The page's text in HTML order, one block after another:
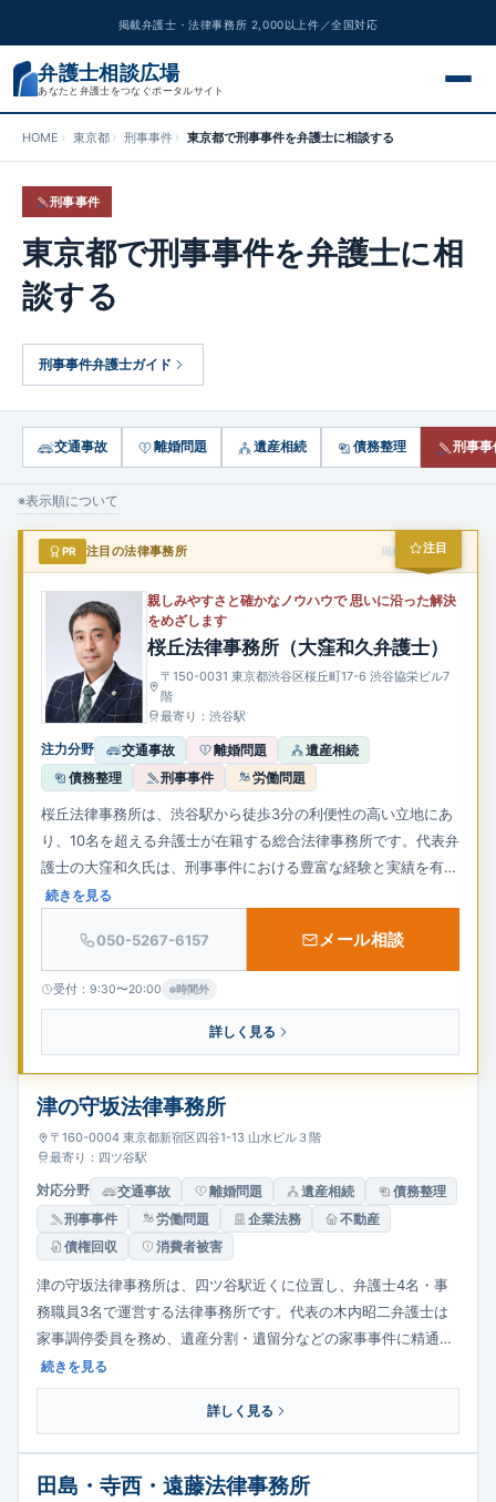
掲載弁護士・法律事務所 2,000以上件／全国対応
弁護士相談広場
あなたと弁護士をつなぐポータルサイト
交通事故
離婚問題
遺産相続
刑事事件
労働問題
企業法務
HOME 東京都 刑事事件 東京都で刑事事件を弁護士に相談する
刑事事件
東京都で刑事事件を弁護士に相
談する
刑事事件弁護士ガイド
交通事故 離婚問題 遺産相続 債務整理 刑事事
※表示順について
注目
PR 注目の法律事務所 掲載スポンサー
親しみやすさと確かなノウハウで 思いに沿った解決
をめざします
桜丘法律事務所（大窪和久弁護士）
〒150-0031 東京都渋谷区桜丘町17-6 渋谷協栄ビル7
階
最寄り：渋谷駅
注力分野 交通事故 離婚問題
遺産相続
債務整理
刑事事件 労働問題
桜丘法律事務所は、渋谷駅から徒歩3分の利便性の高い立地にあ
り、10名を超える弁護士が在籍する総合法律事務所です。代表弁
護士の大窪和久氏は、刑事事件における豊富な経験と実績を有
し、再審無罪を勝ち取った神山啓史弁護士と共に、刑事弁護のノ
題、消費者被害、不動産、インターネット風評被害など幅広い分
野に対応し、依頼者の未来を見据えた解決を重視しています。迅
速なレスポンスと円滑なコミュニケーションを心がけ、LINEや
Facebookなどのツールも活用しています。さらに、IT・インタ
ーネット関連企業からの法務相談にも強みを持ち、契約書の作成
やチェック、労務問題、債権回収などの企業法務にも対応してい
ます。大窪弁護士は、北海道や鹿児島の弁護士過疎地域での11年
間の経験を活かし、敷居の低い、親しみやすい弁護士として、依
頼者に寄り添った対応を提供しています。
続きを見る
050-5267-6157 メール相談
受付：9:30〜20:00 時間外
詳しく見る
津の守坂法律事務所
〒160-0004 東京都新宿区四谷1-13 山水ビル３階
最寄り：四ツ谷駅
対応分野 交通事故 離婚問題 遺産相続
債務整理
刑事事件
労働問題 企業法務
不動産
債権回収
消費者被害
津の守坂法律事務所は、四ツ谷駅近くに位置し、弁護士4名・事
務職員3名で運営する法律事務所です。代表の木内昭二弁護士は
家事調停委員を務め、遺産分割・遺留分などの家事事件に精通。
大手損保の顧問として交通事故案件にも強く、不動産・労働・債
務整理・刑事まで幅広く対応します。誠意ある対応で依頼者の権
利実現に尽力しています。
続きを見る
詳しく見る
田島・寺西・遠藤法律事務所